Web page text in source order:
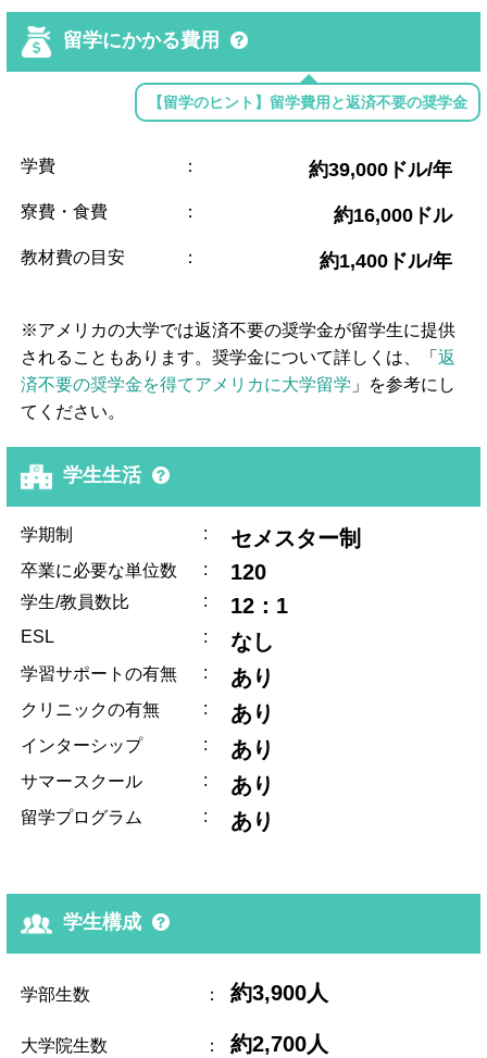
留学にかかる費用
【留学のヒント】留学費用と返済不要の奨学金
学費 ： 約39,000ドル/年
寮費・食費 ： 約16,000ドル
教材費の目安 ： 約1,400ドル/年
※アメリカの大学では返済不要の奨学金が留学生に提供
されることもあります。奨学金について詳しくは、「返
済不要の奨学金を得てアメリカに大学留学 」を参考にし
てください。
学生生活
学期制 : セメスター制
卒業に必要な単位数 : 120
学生/教員数比 : 12：1
ESL : なし
学習サポートの有無 : あり
クリニックの有無 : あり
インターシップ : あり
サマースクール : あり
留学プログラム : あり
学生構成
学部生数 ： 約3,900人
大学院生数 ： 約2,700人